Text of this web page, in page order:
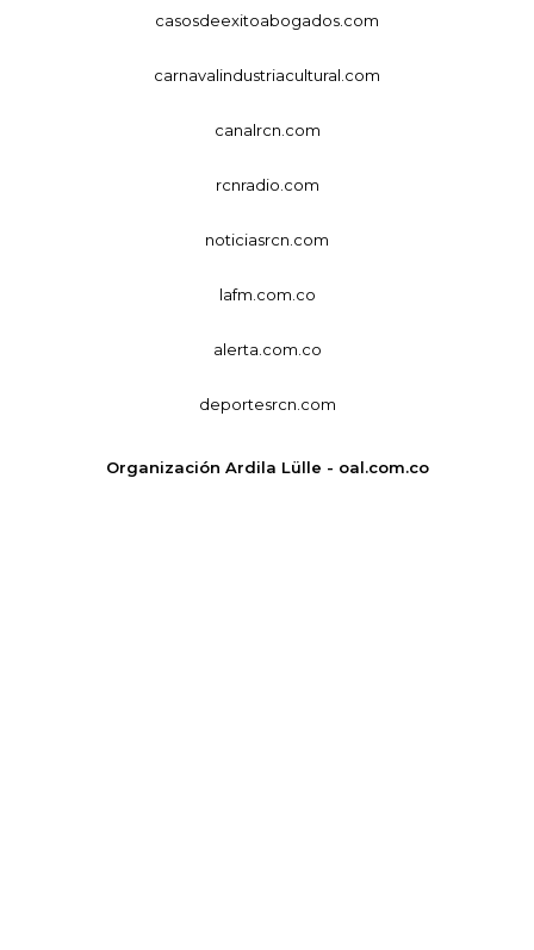
casosdeexitoabogados.com
carnavalindustriacultural.com
canalrcn.com
rcnradio.com
noticiasrcn.com
lafm.com.co
alerta.com.co
deportesrcn.com
Organización Ardila Lülle - oal.com.co